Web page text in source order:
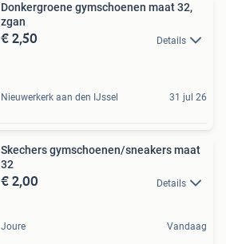
Donkergroene gymschoenen maat 32,
zgan
€ 2,50 Details
Nieuwerkerk aan den IJssel 31 jul 26
Skechers gymschoenen/sneakers maat
32
€ 2,00 Details
Joure Vandaag